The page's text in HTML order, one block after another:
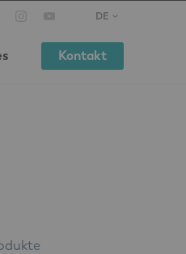
DE
Kontakt